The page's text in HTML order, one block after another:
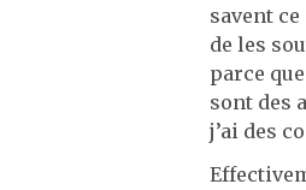
savent
de les
parce
sont des
j’ai des